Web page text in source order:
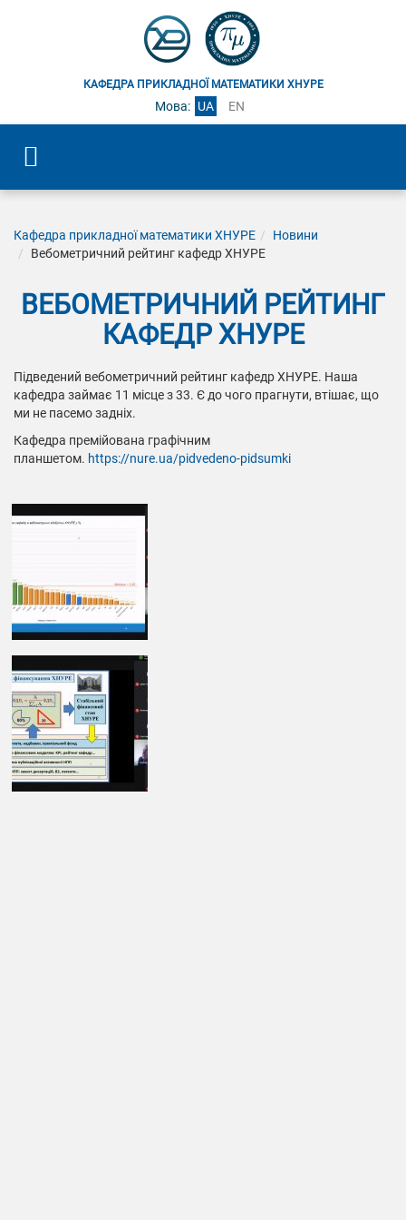
КАФЕДРА ПРИКЛАДНОЇ МАТЕМАТИКИ ХНУРЕ
Мова: UA EN
Кафедра прикладної математики ХНУРЕ
Новини
Вебометричний рейтинг кафедр ХНУРЕ
ВЕБОМЕТРИЧНИЙ РЕЙТИНГ
КАФЕДР ХНУРЕ
Підведений вебометричний рейтинг кафедр ХНУРЕ. Наша
кафедра займає 11 місце з 33. Є до чого прагнути, втішає, що
ми не пасемо задніх.
Кафедра премійована графічним
планшетом. https://nure.ua/pidvedeno-pidsumki